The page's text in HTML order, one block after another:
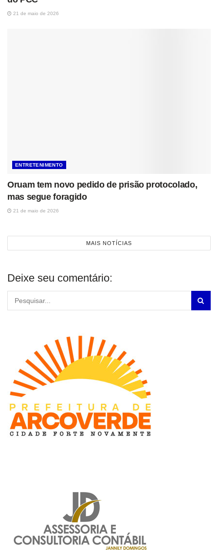
21 de maio de 2026
ENTRETENIMENTO
Oruam tem novo pedido de prisão protocolado,
mas segue foragido
21 de maio de 2026
MAIS NOTÍCIAS
Deixe seu comentário: